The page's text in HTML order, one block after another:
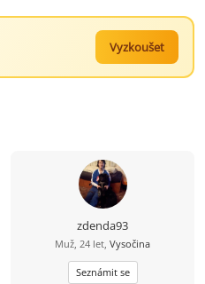
Vyzkoušet
zdenda93
Muž, 24 let, Vysočina
Seznámit se